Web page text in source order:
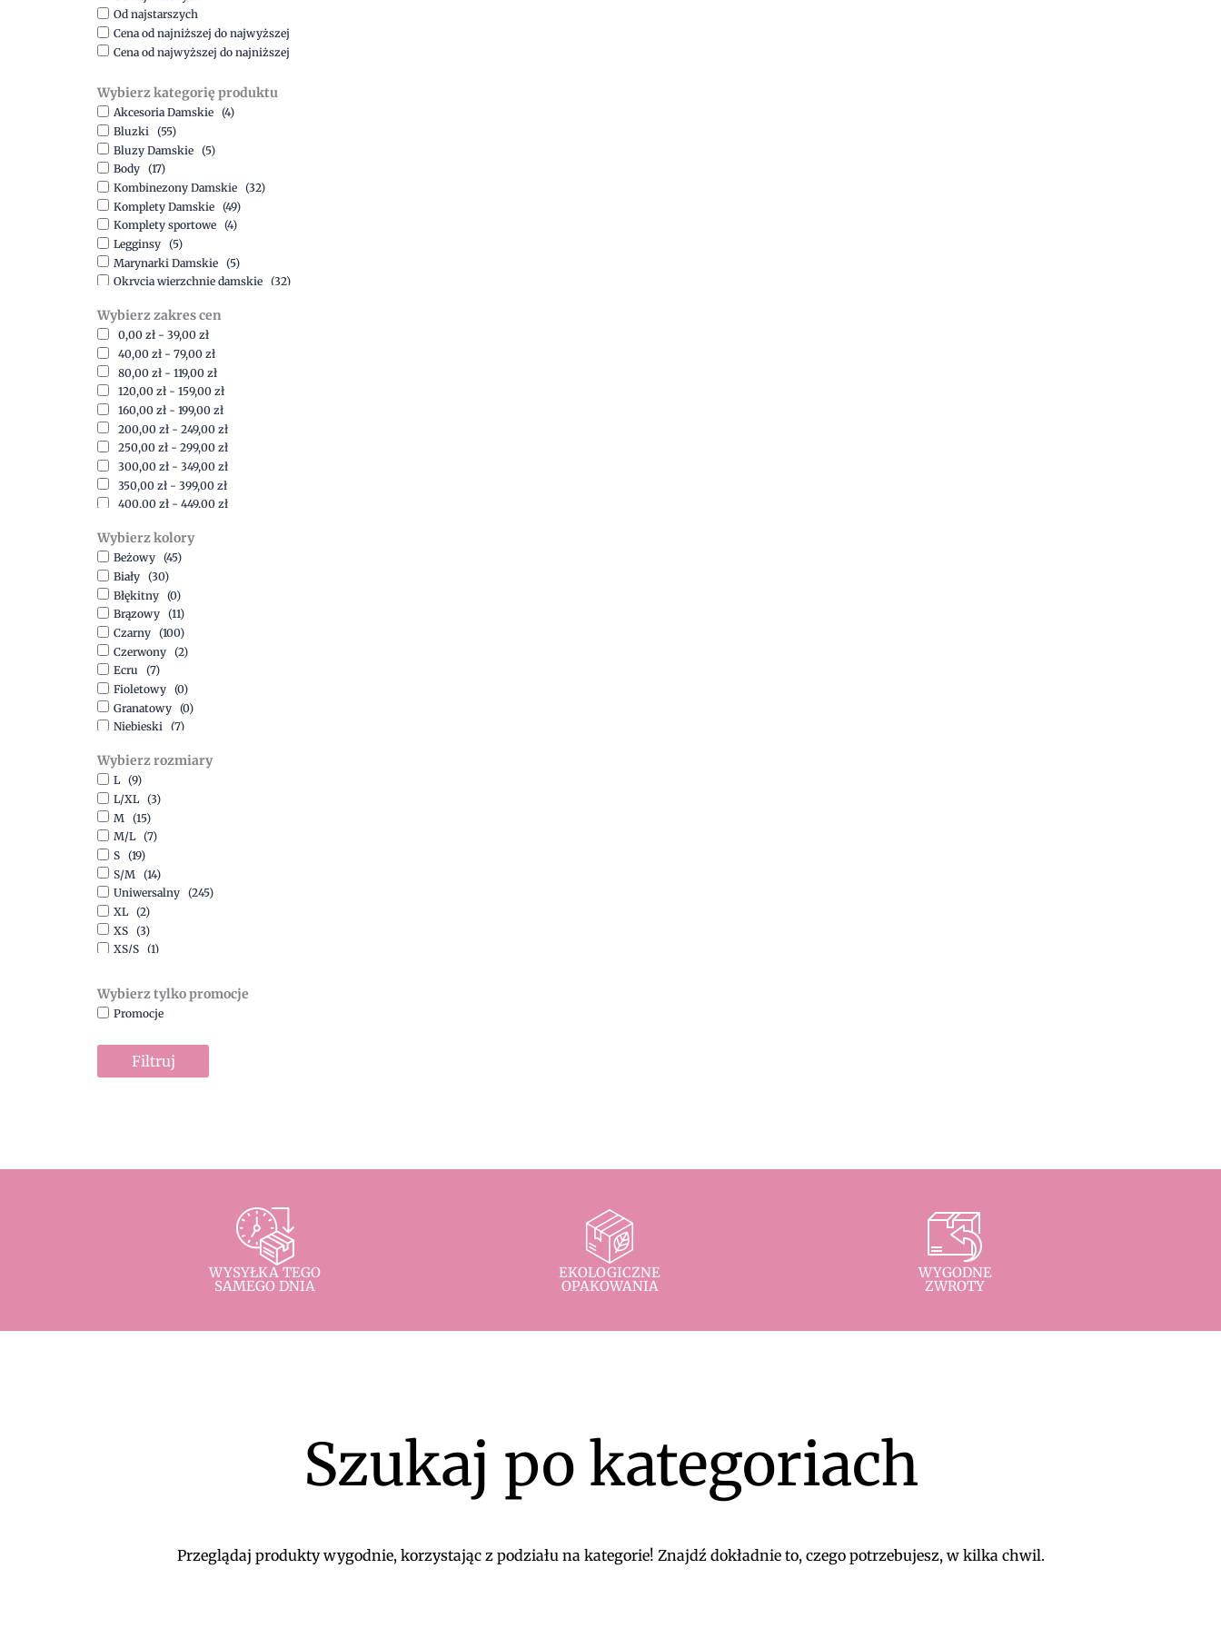
Od najstarszych
Cena od najniższej do najwyższej
Cena od najwyższej do najniższej
Wybierz kategorię produktu
Akcesoria Damskie (4)
Bluzki (55)
Bluzy Damskie (5)
Body (17)
Kombinezony Damskie (32)
Komplety Damskie (49)
Komplety sportowe (4)
Legginsy (5)
Marynarki Damskie (5)
Okrycia wierzchnie damskie (32)
Spodnie (15)
Sukienki (41)
Swetry Damskie (19)
Szorty (7)
Wybierz zakres cen
0,00 zł - 39,00 zł
40,00 zł - 79,00 zł
80,00 zł - 119,00 zł
120,00 zł - 159,00 zł
160,00 zł - 199,00 zł
200,00 zł - 249,00 zł
250,00 zł - 299,00 zł
300,00 zł - 349,00 zł
350,00 zł - 399,00 zł
400,00 zł - 449,00 zł
500,00zł-1500,00
Wybierz kolory
Beżowy (45)
Biały (30)
Błękitny (0)
Brązowy (11)
Czarny (100)
Czerwony (2)
Ecru
(7)
Fioletowy (0)
Granatowy (0)
Niebieski (7)
Pomarańczowy
(2)
Różowy
Srebrny
Szary
Turkusowy
Zielony
Złoty
(1)
Wybierz rozmiary
L (9)
L/XL (3)
M (15)
M/L (7)
S (19)
S/M (14)
Uniwersalny (245)
XL (2)
XS (3)
XS/S (1)
Wybierz tylko promocje
Promocje
Filtruj
WYSYŁKA TEGO
SAMEGO DNIA
EKOLOGICZNE
OPAKOWANIA
WYGODNE
ZWROTY
Szukaj po kategoriach
Przeglądaj produkty wygodnie, korzystając z podziału na kategorie! Znajdź dokładnie to, czego potrzebujesz, w kilka chwil.